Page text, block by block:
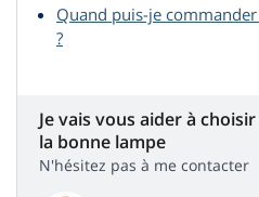
Quand puis-je
?
Je vais vous aider à choisir
la bonne lampe
N'hésitez pas à me contacter